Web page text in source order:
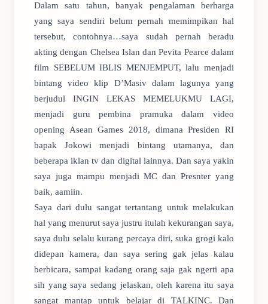
Dalam satu tahun, banyak pengalaman berharga
yang saya sendiri belum pernah memimpikan hal
tersebut, contohnya…saya sudah pernah beradu
akting dengan Chelsea Islan dan Pevita Pearce dalam
film SEBELUM IBLIS MENJEMPUT, lalu menjadi
bintang video klip D’Masiv dalam lagunya yang
berjudul INGIN LEKAS MEMELUKMU LAGI,
menjadi guru pembina pramuka dalam video
opening Asean Games 2018, dimana Presiden RI
bapak Jokowi menjadi bintang utamanya, dan
beberapa iklan tv dan digital lainnya. Dan saya yakin
saya juga mampu menjadi MC dan Presnter yang
baik, aamiin.
Saya dari dulu sangat tertantang untuk melakukan
hal yang menurut saya justru itulah kekurangan saya,
saya dulu selalu kurang percaya diri, suka grogi kalo
didepan kamera, dan saya sering gak jelas kalau
berbicara, sampai kadang orang saja gak ngerti apa
sih yang saya sedang jelaskan, oleh karena itu saya
sangat mantap untuk belajar di TALKINC. Dan